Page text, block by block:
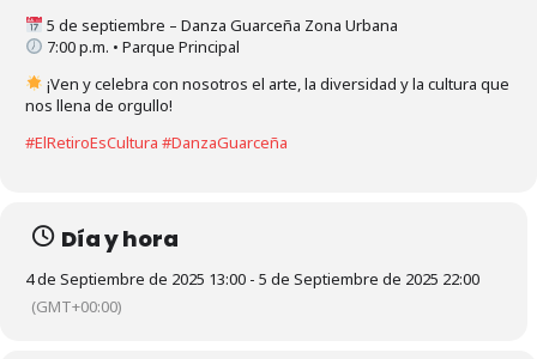
5 de septiembre – Danza Guarceña Zona Urbana
7:00 p.m. • Parque Principal
¡Ven y celebra con nosotros el arte, la diversidad y la cultura que
nos llena de orgullo!
#ElRetiroEsCultura #DanzaGuarceña
Día y hora
4 de Septiembre de 2025 13:00 - 5 de Septiembre de 2025 22:00
(GMT+00:00)